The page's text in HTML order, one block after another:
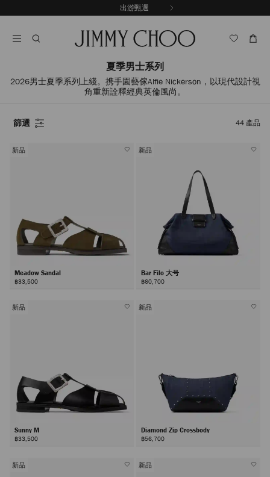
至
出游甄選
夏季男士系列
2026男士夏季系列上綫。携手園藝傢Alfie Nickerson，以現代設計視
角重新詮釋經典英倫風尚。
篩選 44 產品
新品
Meadow Sandal
฿33,500
新品
Bar Filo 大号
฿60,700
新品
Sunny M
฿33,500
新品
Diamond Zip Crossbody
฿56,700
新品 新品